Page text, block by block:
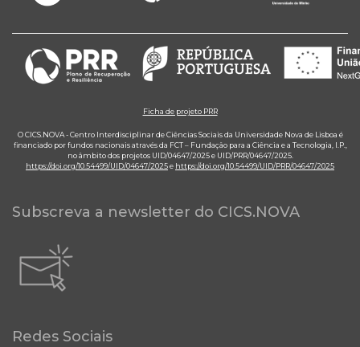
Ficha de projeto PRR
O CICS.NOVA - Centro Interdisciplinar de Ciências Sociais da Universidade Nova de Lisboa é
financiado por fundos nacionais através da FCT – Fundação para a Ciência e a Tecnologia, I.P.,
no âmbito dos projetos UID/04647/2025 e UID/PRR/04647/2025.
https://doi.org/10.54499/UID/04647/2025e https://doi.org/10.54499/UID/PRR/04647/2025
Subscreva a newsletter do CICS.NOVA
Redes Sociais